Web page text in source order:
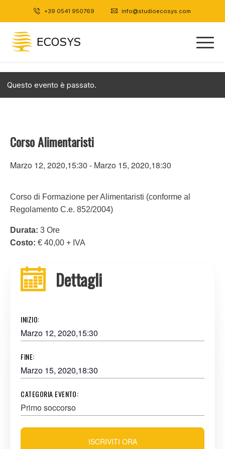
+39 0541 950769 info@studioecosys.com
Questo evento è passato.
Corso Alimentaristi
Marzo 12, 2020,15:30 - Marzo 15, 2020,18:30
Corso di Formazione per Alimentaristi (conforme al
Regolamento C.e. 852/2004)
Durata: 3 Ore
Costo: € 40,00 + IVA
Dettagli
INIZIO:
Marzo 12, 2020,15:30
FINE:
Marzo 15, 2020,18:30
CATEGORIA EVENTO:
Primo soccorso
ISCRIVITI ORA